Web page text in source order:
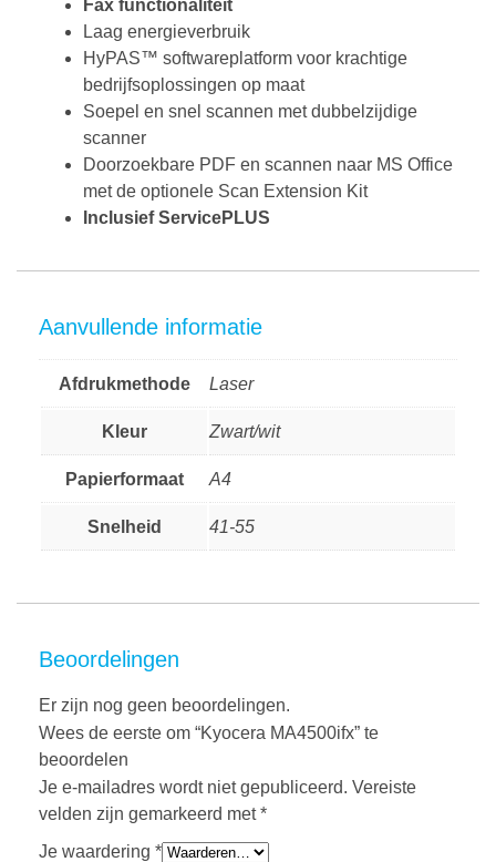
Fax functionaliteit
Laag energieverbruik
HyPAS™ softwareplatform voor krachtige
bedrijfsoplossingen op maat
Soepel en snel scannen met dubbelzijdige
scanner
Doorzoekbare PDF en scannen naar MS Office
met de optionele Scan Extension Kit
Inclusief ServicePLUS
Aanvullende informatie
Afdrukmethode Laser
Kleur Zwart/wit
Papierformaat A4
Snelheid 41-55
Beoordelingen
Er zijn nog geen beoordelingen.
Wees de eerste om “Kyocera MA4500ifx” te
beoordelen
Je e-mailadres wordt niet gepubliceerd. Vereiste
velden zijn gemarkeerd met*
Je waardering *